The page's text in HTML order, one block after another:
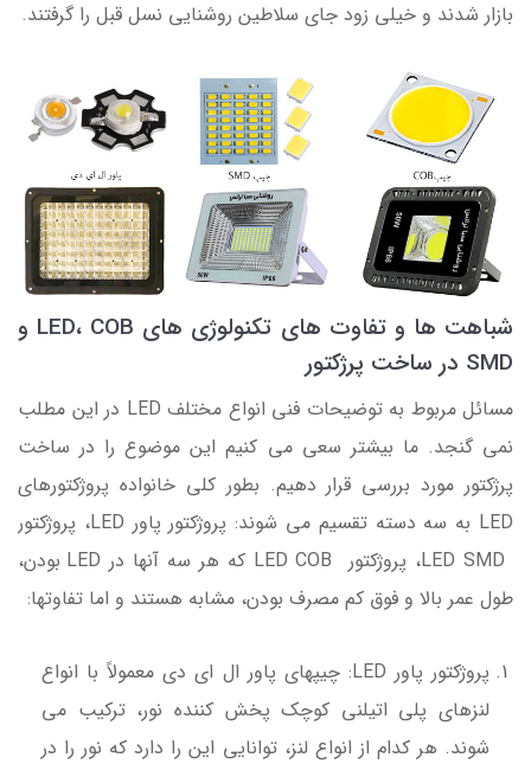
بازار شدند و خیلی زود جای سلاطین روشنایی نسل قبل را گرفتند.
شباهت ها و تفاوت های تکنولوژی های LED، COB و
SMD در ساخت پرژکتور
مسائل مربوط به توضیحات فنی انواع مختلف LED در این مطلب
نمی گنجد. ما بیشتر سعی می کنیم این موضوع را در ساخت
پرژکتور مورد بررسی قرار دهیم. بطور کلی خانواده پروژکتورهای
LED به سه دسته تقسیم می شوند: پروژکتور پاور LED، پروژکتور
LED SMD، پروژکتور LED COB که هر سه آنها در LED بودن،
طول عمر بالا و فوق کم مصرف بودن، مشابه هستند و اما تفاوتها:
پروژکتور پاور LED: چیپهای پاور ال ای دی معمولاً با انواع
لنزهای پلی اتیلنی کوچک پخش کننده نور، ترکیب می
شوند. هر کدام از انواع لنز، توانایی این را دارد که نور را در